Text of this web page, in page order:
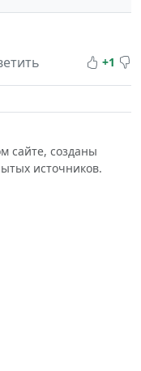
+1
сайте, созданы
источников.